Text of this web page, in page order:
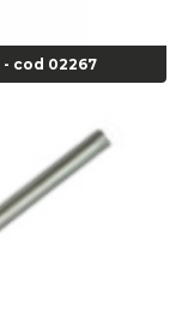
- Cod 02174
A2 - Cod 00894
A21 - Cod 00895
J21 - Cod 00893
- Cod 02008
03113
cod 02267